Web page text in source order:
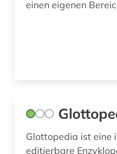
einen eigenen
Glottopedia ist eine
editierbare